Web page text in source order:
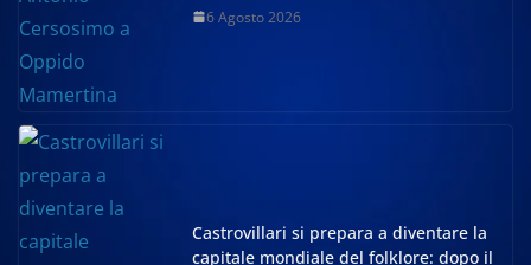
6 Agosto 2026
Castrovillari si prepara a diventare la
capitale mondiale del folklore: dopo il